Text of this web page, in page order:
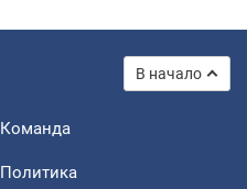
В начало
Команда
Политика